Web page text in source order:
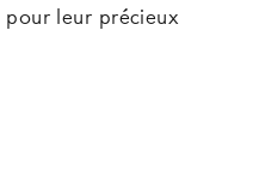
pour leur précieux